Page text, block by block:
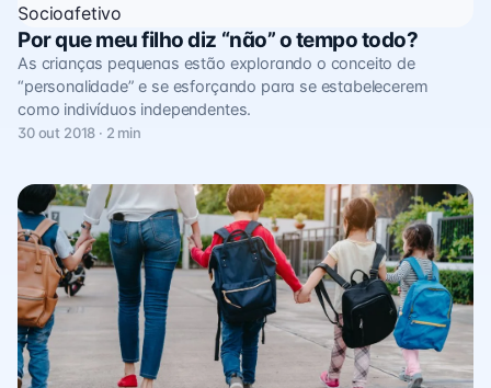
Socioafetivo
Por que meu filho diz “não” o tempo todo?
As crianças pequenas estão explorando o conceito de
“personalidade” e se esforçando para se estabelecerem
como indivíduos independentes.
30 out 2018 · 2 min